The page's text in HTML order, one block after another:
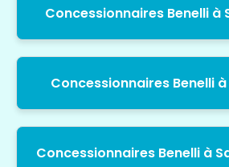
Concessionnaires Benelli à
Concessionnaires Benelli
Concessionnaires Benelli à